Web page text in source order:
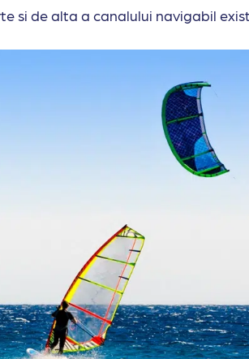
si de alta a canalului navigabil